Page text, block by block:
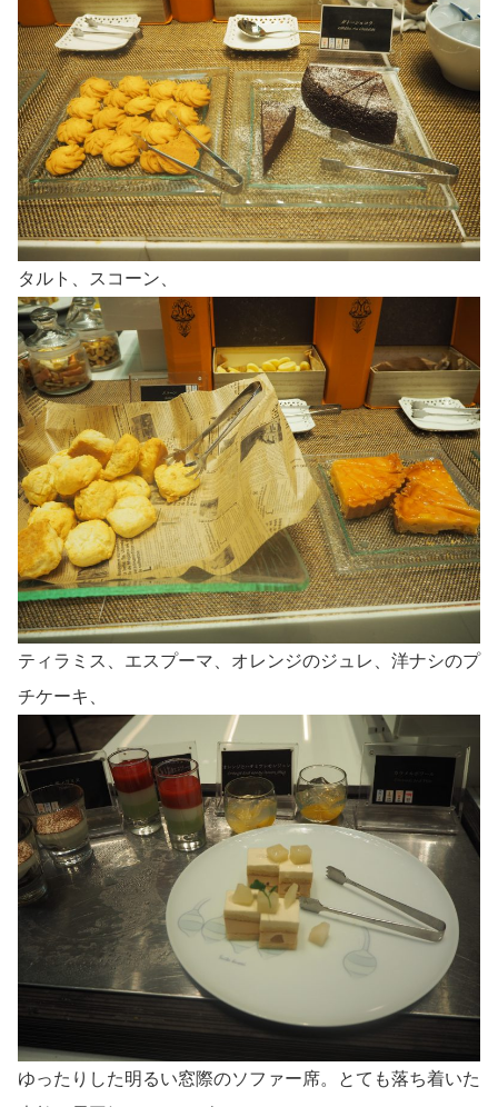
タルト、スコーン、
ティラミス、エスプーマ、オレンジのジュレ、洋ナシのプ
チケーキ、
ゆったりした明るい窓際のソファー席。とても落ち着いた